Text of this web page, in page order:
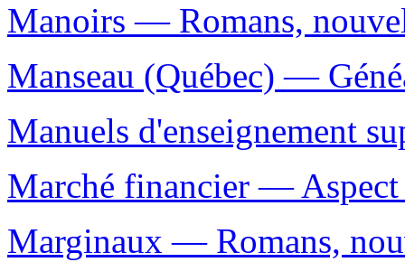
Manoirs — Romans,
Manseau (Québec) —
Manuels d'enseignement
Marché financier —
Marginaux — Romans,